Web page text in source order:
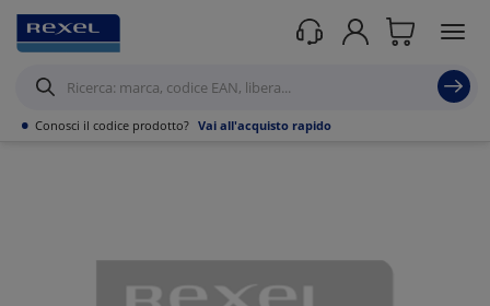
• Conosci il codice prodotto? Vai all'acquisto rapido
Prodotti /Canalizzazioni Canaline Passacavi Industriali in Metallo/Curve,
Derivazioni e accessori per Canale forato